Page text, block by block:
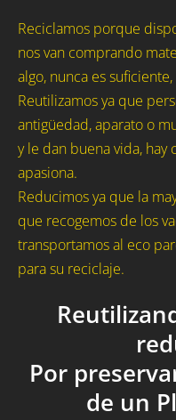
Reciclamos porque
nos van comprando
algo, nunca es
Reutilizamos ya que
antigüedad, aparato o
y le dan buena vida,
apasiona.
Reducimos ya que la
que recogemos de los
transportamos al eco
para su reciclaje.
Por
de un